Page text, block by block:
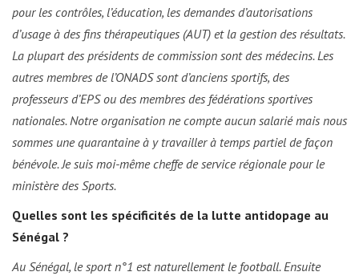
pour les contrôles, l’éducation, les demandes d’autorisations
d’usage à des fins thérapeutiques (AUT) et la gestion des résultats.
La plupart des présidents de commission sont des médecins. Les
autres membres de l’ONADS sont d’anciens sportifs, des
professeurs d’EPS ou des membres des fédérations sportives
nationales. Notre organisation ne compte aucun salarié mais nous
sommes une quarantaine à y travailler à temps partiel de façon
bénévole. Je suis moi-même cheffe de service régionale pour le
ministère des Sports.
Quelles sont les spécificités de la lutte antidopage au
Sénégal ?
Au Sénégal, le sport n°1 est naturellement le football. Ensuite